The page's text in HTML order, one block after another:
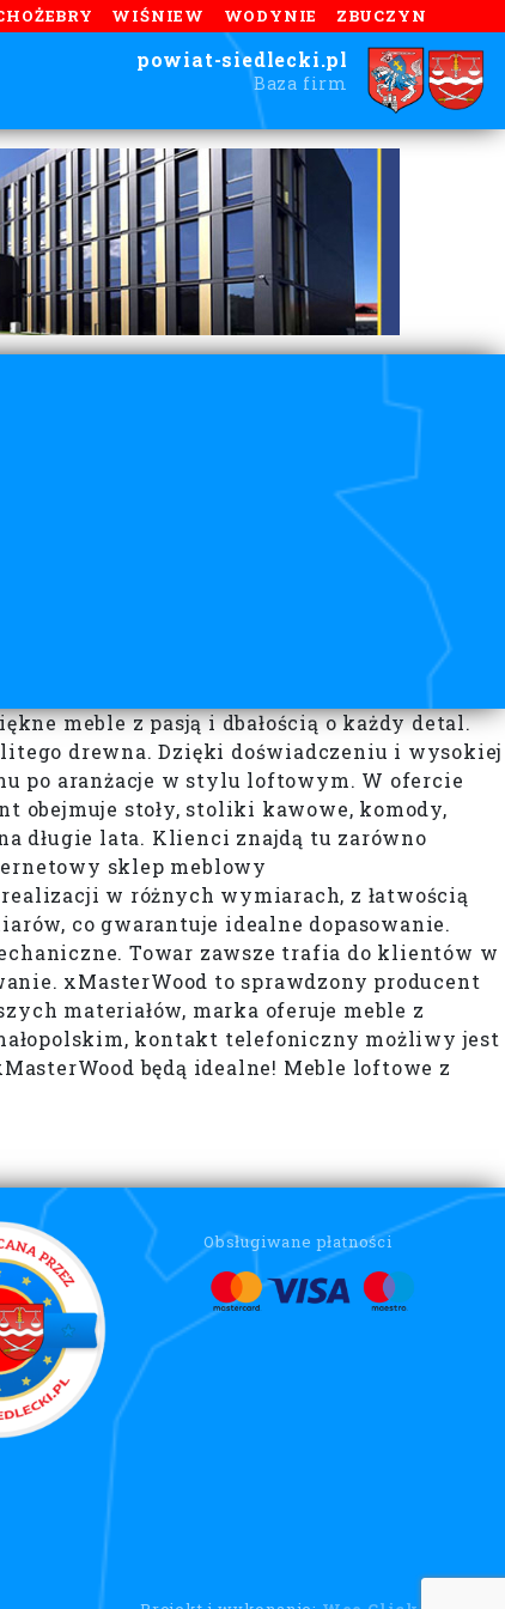
WIŚNIEW WODYNIE ZBUCZYN
powiat-siedlecki.pl
Baza firm
meble z pasją i dbałością o każdy detal.
drewna. Dzięki doświadczeniu i wysokiej
po aranżacje w stylu loftowym. W ofercie
obejmuje stoły, stoliki kawowe, komody,
długie lata. Klienci znajdą tu zarówno
sklep meblowy
w różnych wymiarach, z łatwością
co gwarantuje idealne dopasowanie.
Towar zawsze trafia do klientów w
xMasterWood to sprawdzony producent
materiałów, marka oferuje meble z
kontakt telefoniczny możliwy jest
będą idealne! Meble loftowe z
Obsługiwane płatności